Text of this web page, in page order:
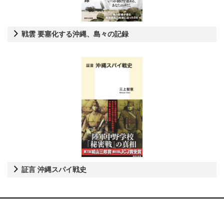
戦雲 要塞化する沖縄、島々の記録
証言 沖縄スパイ戦史